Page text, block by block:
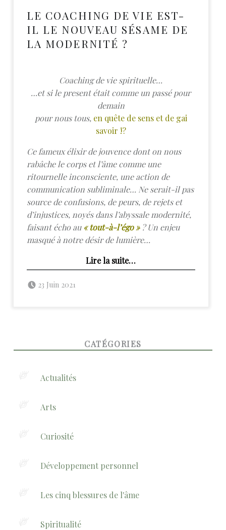
LE COACHING DE VIE EST-
IL LE NOUVEAU SÉSAME DE
LA MODERNITÉ ?
Coaching de vie spirituelle…
…et sile present était comme un passé pour
demain
pour nous tous, en quête de sens et de gai
savoir !?
Ce fameux élixir de jouvence dont on nous
rabâche le corps et l’âme comme une
ritournelle inconsciente, une action de
communication subliminale… Ne serait-il pas
source de confusions, de peurs, de rejets et
d’injustices, noyés dans l’abyssale modernité,
faisant écho au« tout-à-l’égo »? Un enjeu
masqué à notre désir de lumière…
Lire la suite“Le coaching de vie est-il le nouveau sésame de la modernité ?”
…
23 Juin 2021
CATÉGORIES
Actualités
Arts
Curiosité
Développement personnel
Les cinq blessures de l'âme
Spiritualité